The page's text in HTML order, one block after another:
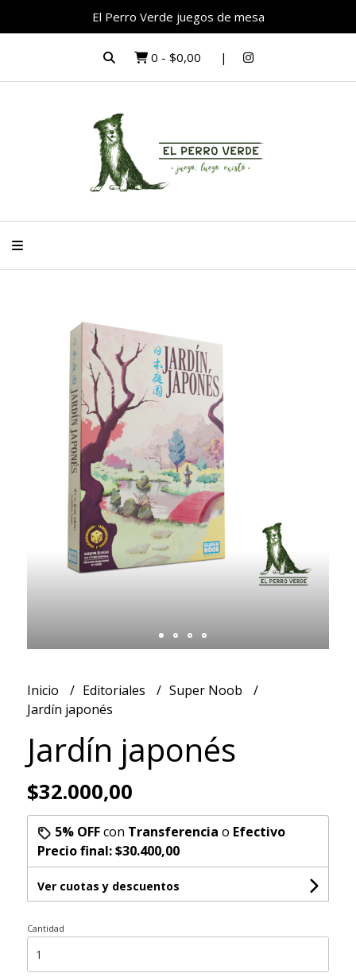
El Perro Verde juegos de mesa
0 - $0,00
Inicio Editoriales
Super Noob
Jardín japonés
Jardín japonés
$32.000,00
5% OFFcon Transferencia o Efectivo
Precio final:$30.400,00
Ver cuotas y descuentos
Cantidad